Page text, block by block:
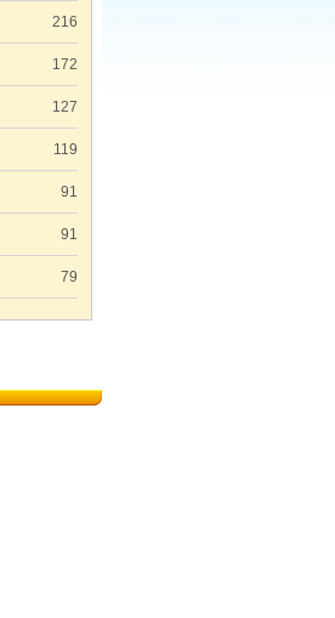
216
172
127
119
91
91
79